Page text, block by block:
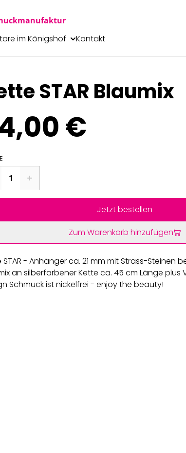
im Königshof Kontakt
STAR Blaumix
€
Jetzt bestellen
Zum Warenkorb hinzufügen
STAR - Anhänger ca. 21 mm mit Strass-Steinen
an silberfarbener Kette ca. 45 cm Länge plus
Schmuck ist nickelfrei - enjoy the beauty!